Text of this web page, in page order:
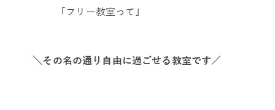
｢フリー教室って｣
＼その名の通り自由に過ごせる教室です／